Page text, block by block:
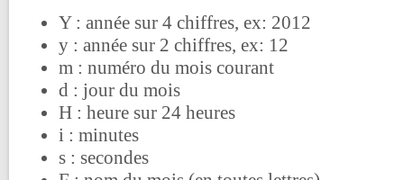
Y : année sur 4 chiffres, ex: 2012
y : année sur 2 chiffres, ex: 12
m : numéro du mois courant
d : jour du mois
H : heure sur 24 heures
i : minutes
s : secondes